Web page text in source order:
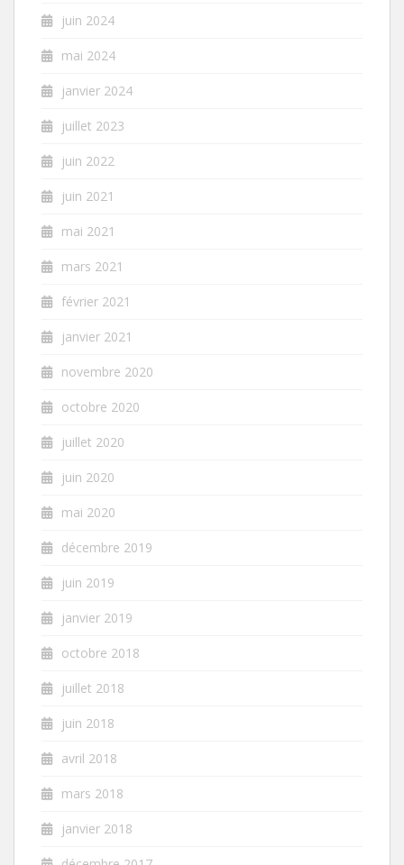
juin 2024
mai 2024
janvier 2024
juillet 2023
juin 2022
juin 2021
mai 2021
mars 2021
février 2021
janvier 2021
novembre 2020
octobre 2020
juillet 2020
juin 2020
mai 2020
décembre 2019
juin 2019
janvier 2019
octobre 2018
juillet 2018
juin 2018
avril 2018
mars 2018
janvier 2018